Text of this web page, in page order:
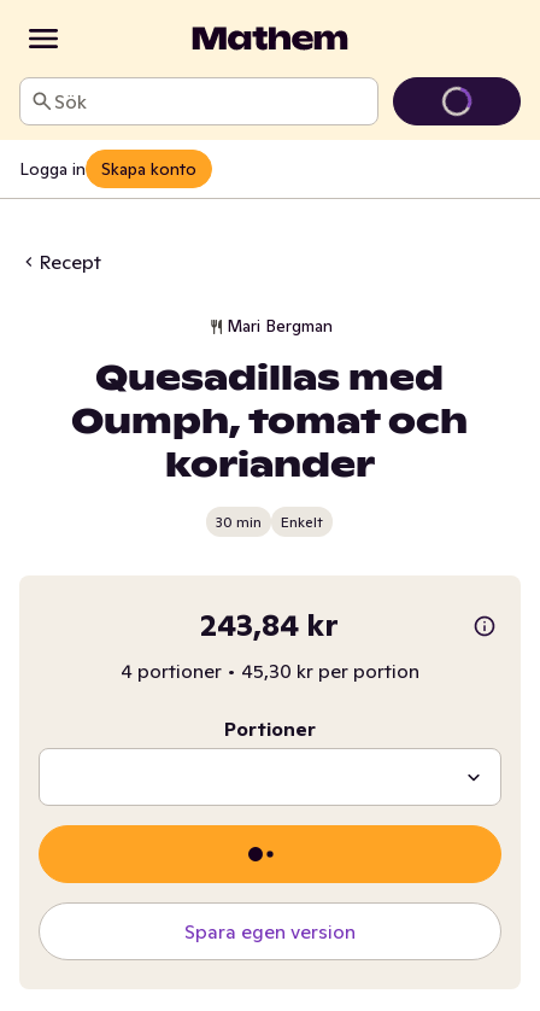
Sök
Logga in Skapa konto
Recept
Mari Bergman
Quesadillas med
Oumph, tomat och
koriander
30 min Enkelt
243,84 kr
4 portioner • 45,30 kr per portion
Portioner
Spara egen version